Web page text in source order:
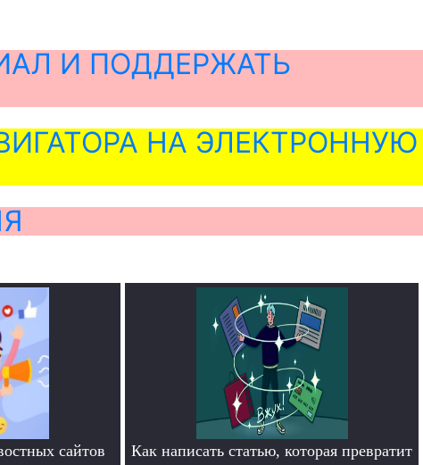
И ПОДДЕРЖАТЬ
НА ЭЛЕКТРОННУЮ
сайтов
Как написать статью, которая превратит